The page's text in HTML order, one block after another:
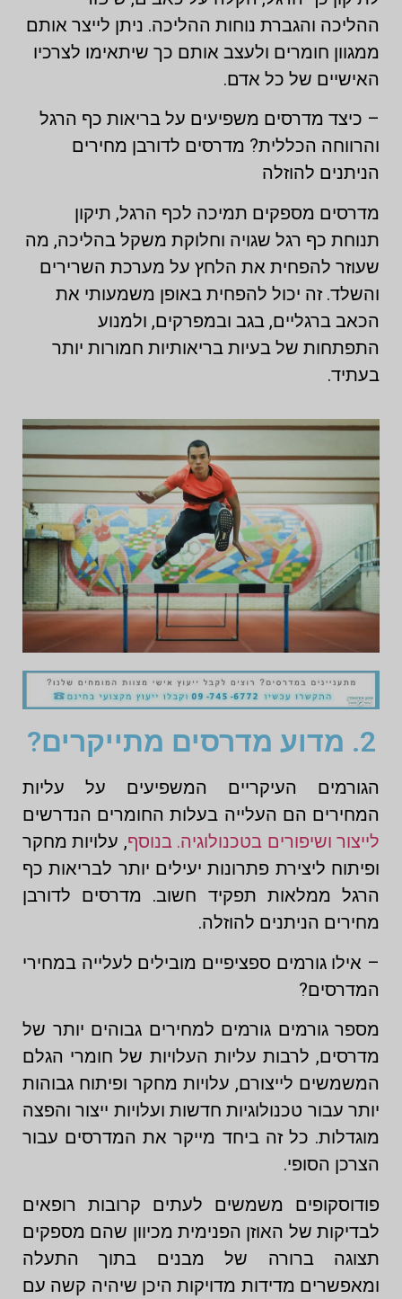
ההליכה והגברת נוחות ההליכה. ניתן לייצר אותם
ממגוון חומרים ולעצב אותם כך שיתאימו לצרכיו
האישיים של כל אדם.
– כיצד מדרסים משפיעים על בריאות כף הרגל
והרווחה הכללית? מדרסים לדורבן מחירים
הניתנים להוזלה
מדרסים מספקים תמיכה לכף הרגל, תיקון
תנוחת כף רגל שגויה וחלוקת משקל בהליכה, מה
שעוזר להפחית את הלחץ על מערכת השרירים
והשלד. זה יכול להפחית באופן משמעותי את
הכאב ברגליים, בגב ובמפרקים, ולמנוע
התפתחות של בעיות בריאותיות חמורות יותר
בעתיד.
2. מדוע מדרסים מתייקרים?
הגורמים העיקריים המשפיעים על עליות
המחירים הם העלייה בעלות החומרים הנדרשים
לייצור ושיפורים בטכנולוגיה. בנוסף, עלויות מחקר
ופיתוח ליצירת פתרונות יעילים יותר לבריאות כף
הרגל ממלאות תפקיד חשוב. מדרסים לדורבן
מחירים הניתנים להוזלה.
– אילו גורמים ספציפיים מובילים לעלייה במחירי
המדרסים?
מספר גורמים גורמים למחירים גבוהים יותר של
מדרסים, לרבות עליות העלויות של חומרי הגלם
המשמשים לייצורם, עלויות מחקר ופיתוח גבוהות
יותר עבור טכנולוגיות חדשות ועלויות ייצור והפצה
מוגדלות. כל זה ביחד מייקר את המדרסים עבור
הצרכן הסופי.
פודוסקופים משמשים לעתים קרובות רופאים
לבדיקות של האוזן הפנימית מכיוון שהם מספקים
תצוגה ברורה של מבנים בתוך התעלה
ומאפשרים מדידות מדויקות היכן שיהיה קשה עם